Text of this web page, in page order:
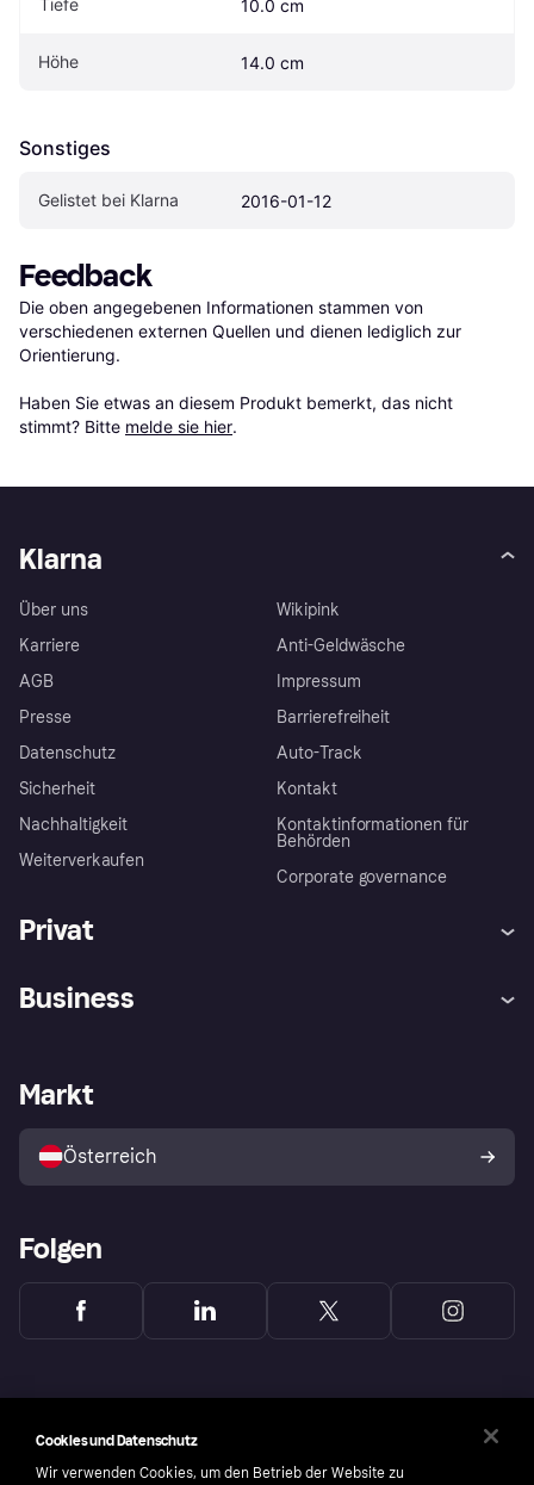
10.0 cm
Höhe 14.0 cm
Sonstiges
Gelistet bei Klarna 2016-01-12
Feedback
Die oben angegebenen Informationen stammen von
verschiedenen externen Quellen und dienen lediglich zur
Orientierung.
Haben Sie etwas an diesem Produkt bemerkt, das nicht
stimmt? Bitte melde sie hier.
Klarna
Über uns
Karriere
AGB
Presse
Datenschutz
Sicherheit
Nachhaltigkeit
Weiterverkaufen
Wikipink
Anti-Geldwäsche
Impressum
Barrierefreiheit
Auto-Track
Kontakt
Kontaktinformationen für
Behörden
Corporate governance
Privat
Shops entdecken
Business
Händlerportal
Markt
Österreich
Folgen
Cookies und Datenschutz
Wir verwenden Cookies, um den Betrieb der Website zu